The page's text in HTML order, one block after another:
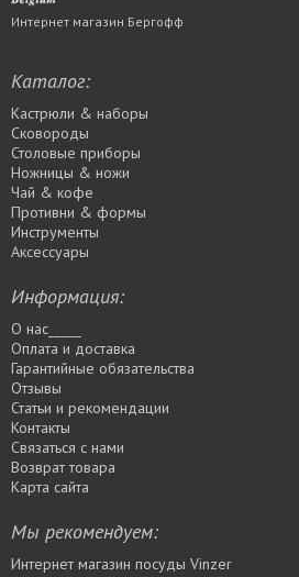
Интернет магазин Бергофф
Каталог:
Кастрюли & наборы
Сковороды
Столовые приборы
Ножницы & ножи
Чай & кофе
Противни & формы
Инструменты
Аксессуары
Информация:
О нас_____
Оплата и доставка
Гарантийные обязательства
Отзывы
Статьи и рекомендации
Контакты
Связаться с нами
Возврат товара
Карта сайта
Мы рекомендуем:
Интернет магазин посуды Vinzer